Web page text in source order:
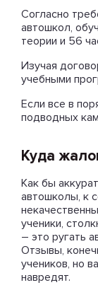
Согласно
автошкол,
теории и 56
Изучая
учебными
Если все в
подводных
Куда
Как бы
автошколы, к
ученики,
– это ругать
Отзывы,
учеников, но
навредят.